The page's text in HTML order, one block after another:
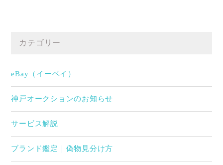
カテゴリー
eBay（イーベイ）
神戸オークションのお知らせ
サービス解説
ブランド鑑定｜偽物見分け方